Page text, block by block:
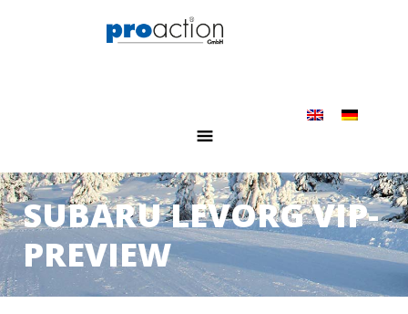
SUBARU LEVORG VIP-
PREVIEW